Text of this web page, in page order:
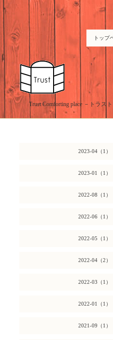
トップ
Trust Comforting place －トラ
2023-04（1）
2023-01（1）
2022-08（1）
2022-06（1）
2022-05（1）
2022-04（2）
2022-03（1）
2022-01（1）
2021-09（1）